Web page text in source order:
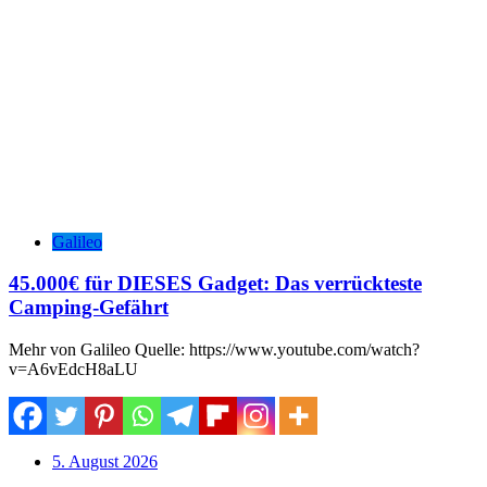
Galileo
45.000€ für DIESES Gadget: Das verrückteste
Camping-Gefährt
Mehr von Galileo Quelle: https://www.youtube.com/watch?
v=A6vEdcH8aLU
5. August 2026